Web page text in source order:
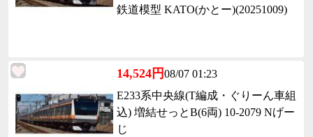
鉄道模型 KATO(かとー)(20251009)
14,524円08/07 01:23
E233系中央線(T編成・ぐりーん車組
込) 増結せっとB(6両) 10-2079 Nげー
じ